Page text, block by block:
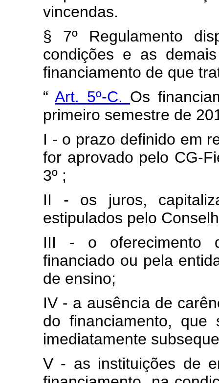
vincendas.
§ 7º Regulamento
condições e as
financiamento de que
“Art. 5º-C. Os
primeiro semestre de
I - o prazo definido em
for aprovado pelo CG-
3º ;
II - os juros,
estipulados pelo
III - o oferecimento
financiado ou pela
de ensino;
IV - a ausência de
do financiamento,
imediatamente
V - as instituições de